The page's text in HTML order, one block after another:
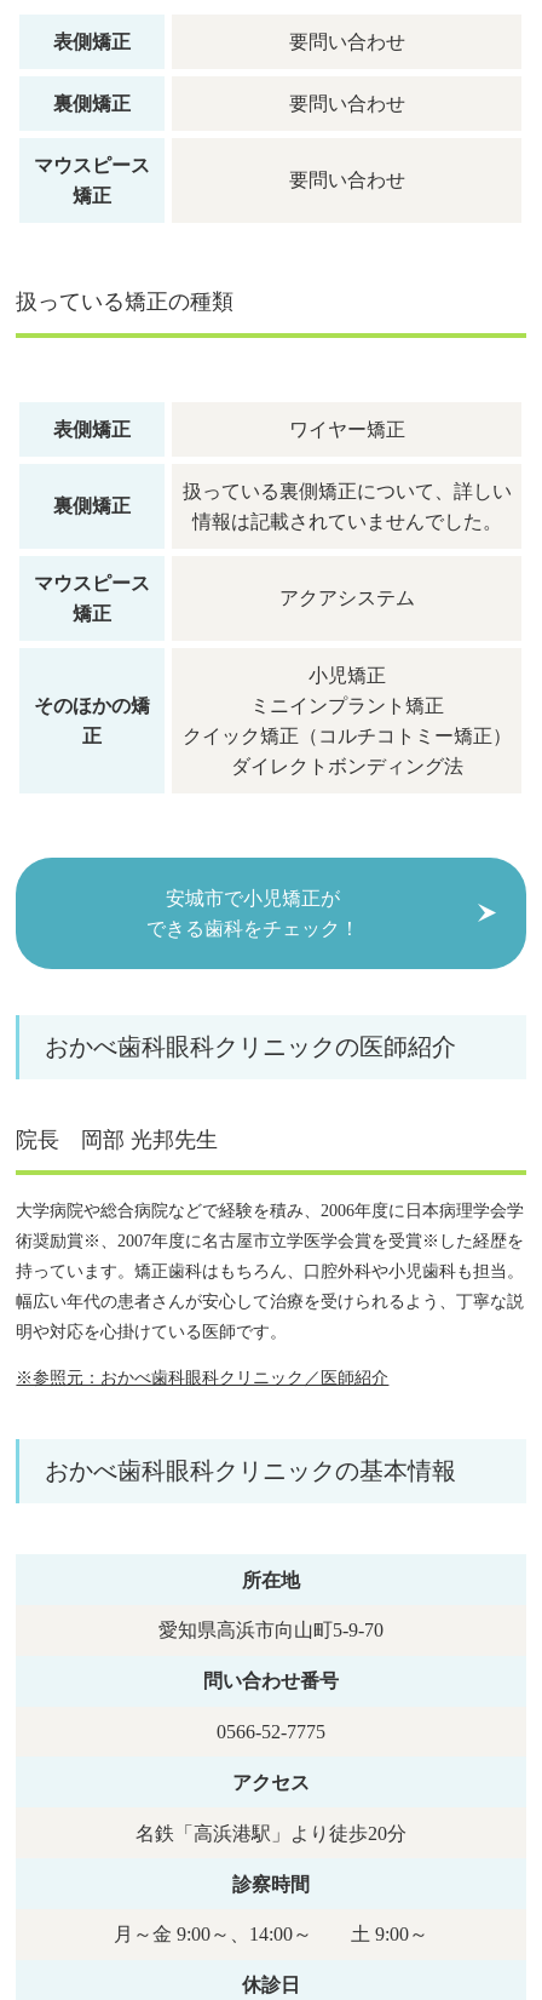
表側矯正 要問い合わせ
裏側矯正 要問い合わせ
マウスピース
矯正
要問い合わせ
扱っている矯正の種類
表側矯正 ワイヤー矯正
裏側矯正
扱っている裏側矯正について、詳しい
情報は記載されていませんでした。
マウスピース
矯正
アクアシステム
そのほかの矯
正
小児矯正
ミニインプラント矯正
クイック矯正（コルチコトミー矯正）
ダイレクトボンディング法
安城市で小児矯正が
できる歯科をチェック！
おかべ歯科眼科クリニックの医師紹介
院長 岡部 光邦先生
大学病院や総合病院などで経験を積み、2006年度に日本病理学会学
術奨励賞※、2007年度に名古屋市立学医学会賞を受賞※した経歴を
持っています。矯正歯科はもちろん、口腔外科や小児歯科も担当。
幅広い年代の患者さんが安心して治療を受けられるよう、丁寧な説
明や対応を心掛けている医師です。
※参照元：おかべ歯科眼科クリニック／医師紹介
おかべ歯科眼科クリニックの基本情報
所在地
愛知県高浜市向山町5-9-70
問い合わせ番号
0566-52-7775
アクセス
名鉄「高浜港駅」より徒歩20分
診察時間
月～金 9:00～、14:00～ 土 9:00～
休診日